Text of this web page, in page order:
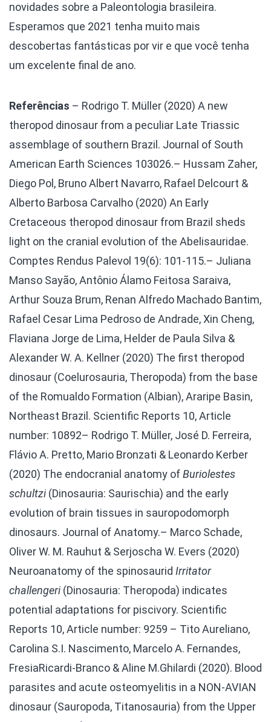
novidades sobre a Paleontologia brasileira.
Esperamos que 2021 tenha muito mais
descobertas fantásticas por vir e que você tenha
um excelente final de ano.
Referências – Rodrigo T. Müller (2020) A new
theropod dinosaur from a peculiar Late Triassic
assemblage of southern Brazil. Journal of South
American Earth Sciences 103026.– Hussam Zaher,
Diego Pol, Bruno Albert Navarro, Rafael Delcourt &
Alberto Barbosa Carvalho (2020) An Early
Cretaceous theropod dinosaur from Brazil sheds
light on the cranial evolution of the Abelisauridae.
Comptes Rendus Palevol 19(6): 101-115.– Juliana
Manso Sayão, Antônio Álamo Feitosa Saraiva,
Arthur Souza Brum, Renan Alfredo Machado Bantim,
Rafael Cesar Lima Pedroso de Andrade, Xin Cheng,
Flaviana Jorge de Lima, Helder de Paula Silva &
Alexander W. A. Kellner (2020) The first theropod
dinosaur (Coelurosauria, Theropoda) from the base
of the Romualdo Formation (Albian), Araripe Basin,
Northeast Brazil. Scientific Reports 10, Article
number: 10892– Rodrigo T. Müller, José D. Ferreira,
Flávio A. Pretto, Mario Bronzati & Leonardo Kerber
(2020) The endocranial anatomy ofBuriolestes
schultzi(Dinosauria: Saurischia) and the early
evolution of brain tissues in sauropodomorph
dinosaurs. Journal of Anatomy.– Marco Schade,
Oliver W. M. Rauhut & Serjoscha W. Evers (2020)
Neuroanatomy of the spinosaurid Irritator
challengeri(Dinosauria: Theropoda) indicates
potential adaptations for piscivory. Scientific
Reports 10, Article number: 9259 – Tito Aureliano,
Carolina S.I. Nascimento, Marcelo A. Fernandes,
FresiaRicardi-Branco & Aline M.Ghilardi (2020). Blood
parasites and acute osteomyelitis in a NON-AVIAN
dinosaur (Sauropoda, Titanosauria) from the Upper